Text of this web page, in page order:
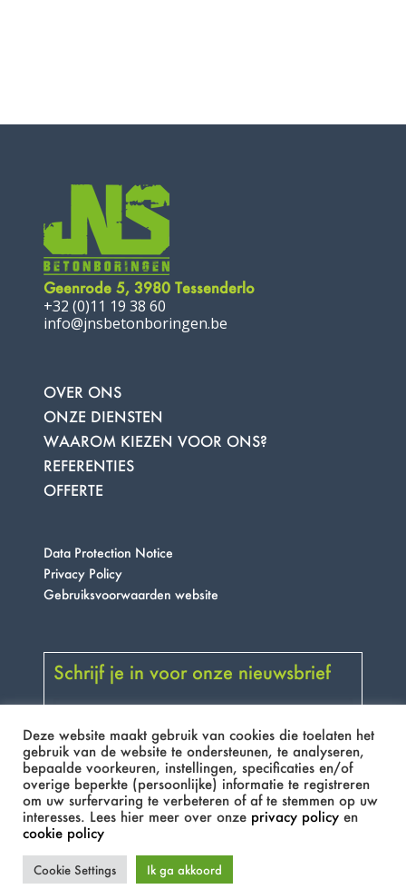
Geenrode 5, 3980 Tessenderlo
+32 (0)11 19 38 60
info@jnsbetonboringen.be
OVER ONS
ONZE DIENSTEN
WAAROM KIEZEN VOOR ONS?
REFERENTIES
OFFERTE
Data Protection Notice
Privacy Policy
Gebruiksvoorwaarden website
Schrijf je in voor onze nieuwsbrief
Deze website maakt gebruik van cookies die toelaten het
gebruik van de website te ondersteunen, te analyseren,
bepaalde voorkeuren, instellingen, specificaties en/of
overige beperkte (persoonlijke) informatie te registreren
om uw surfervaring te verbeteren of af te stemmen op uw
interesses. Lees hier meer over onze privacy policy en
cookie policy
Cookie Settings Ik ga akkoord